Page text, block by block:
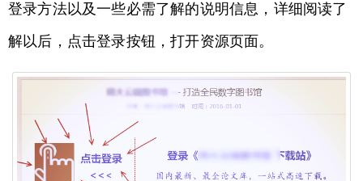
登录方法以及一些必需了解的说明信息，详细阅读了
解以后，点击登录按钮，打开资源页面。